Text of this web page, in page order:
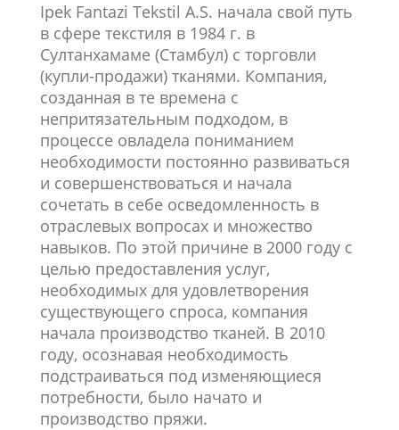
Ipek Fantazi Tekstil A.S. начала свой путь
в сфере текстиля в 1984 г. в
Султанхамаме (Стамбул) с торговли
(купли-продажи) тканями. Компания,
созданная в те времена с
непритязательным подходом, в
процессе овладела пониманием
необходимости постоянно развиваться
и совершенствоваться и начала
сочетать в себе осведомленность в
отраслевых вопросах и множество
навыков. По этой причине в 2000 году с
целью предоставления услуг,
необходимых для удовлетворения
существующего спроса, компания
начала производство тканей. В 2010
году, осознавая необходимость
подстраиваться под изменяющиеся
потребности, было начато и
производство пряжи.